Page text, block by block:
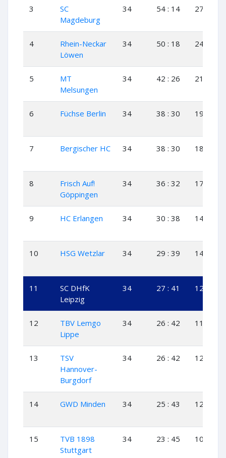
3
SC
Magdeburg
34 54 : 14 27
4
Rhein-Neckar
Löwen
34 50 : 18 24
5
MT
Melsungen
34 42 : 26 21
6 Füchse Berlin 34 38 : 30 19
7 Bergischer HC 34 38 : 30 18
8
Frisch Auf!
Göppingen
34 36 : 32 17
9 HC Erlangen 34 30 : 38 14
10 HSG Wetzlar 34 29 : 39 14
11
SC DHfK
Leipzig
34 27 : 41 12
12
TBV Lemgo
Lippe
34 26 : 42 11
13
TSV
Hannover-
Burgdorf
34 26 : 42 12
14 GWD Minden 34 25 : 43 12
15
TVB 1898
Stuttgart
34 23 : 45 10